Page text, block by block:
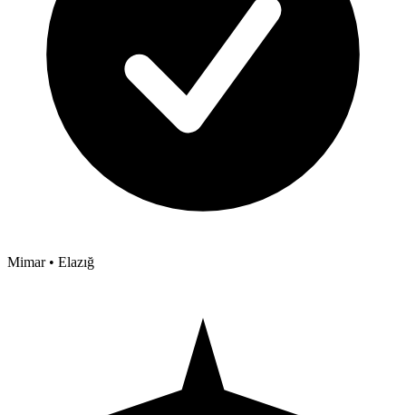
Mimar • Elazığ